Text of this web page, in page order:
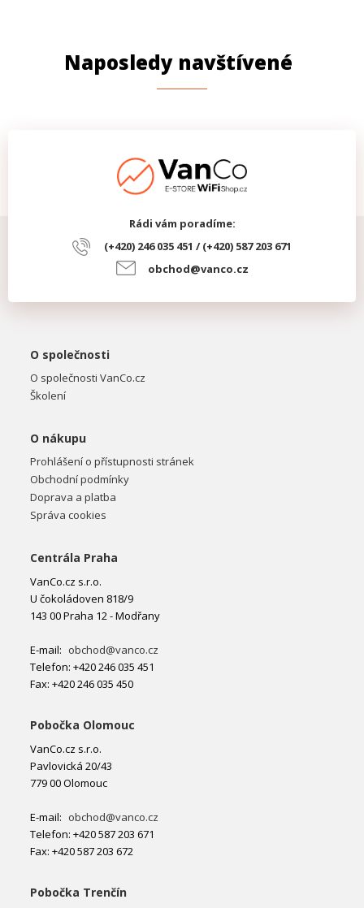
Naposledy navštívené
Rádi vám poradíme:
(+420) 246 035 451 / (+420) 587 203 671
obchod@vanco.cz
O společnosti
O společnosti VanCo.cz
Školení
O nákupu
Prohlášení o přístupnosti stránek
Obchodní podmínky
Doprava a platba
Správa cookies
Centrála Praha
VanCo.cz s.r.o.
U čokoládoven 818/9
143 00 Praha 12 - Modřany
E-mail: obchod@vanco.cz
Telefon: +420 246 035 451
Fax: +420 246 035 450
Pobočka Olomouc
VanCo.cz s.r.o.
Pavlovická 20/43
779 00 Olomouc
E-mail: obchod@vanco.cz
Telefon: +420 587 203 671
Fax: +420 587 203 672
Pobočka Trenčín